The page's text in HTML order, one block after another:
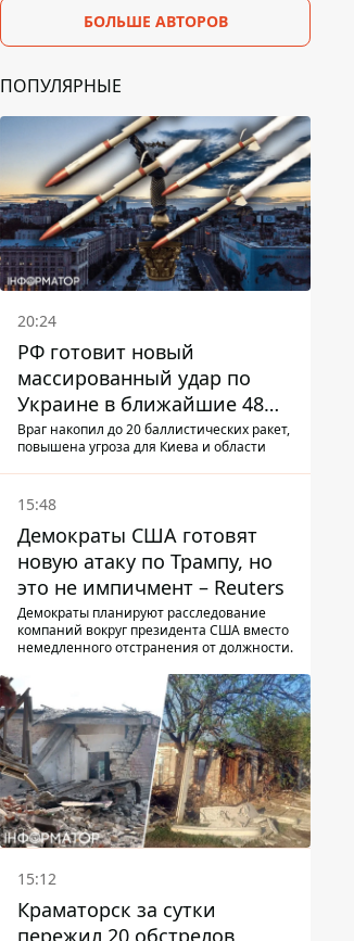
БОЛЬШЕ АВТОРОВ
ПОПУЛЯРНЫЕ
20:24
РФ готовит новый
массированный удар по
Украине в ближайшие 48
часов – разведка США
Враг накопил до 20 баллистических ракет,
повышена угроза для Киева и области
15:48
Демократы США готовят
новую атаку по Трампу, но
это не импичмент – Reuters
Демократы планируют расследование
компаний вокруг президента США вместо
немедленного отстранения от должности.
15:12
Краматорск за сутки